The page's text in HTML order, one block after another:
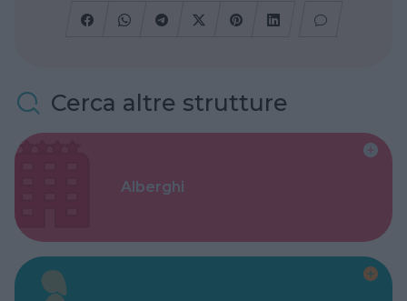
Cerca altre strutture
Alberghi